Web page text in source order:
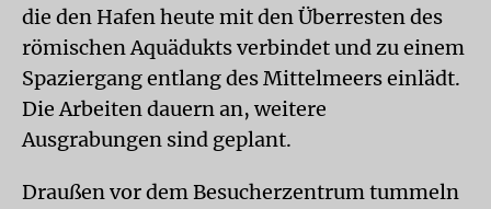
die den Hafen heute mit den Überresten des
römischen Aquädukts verbindet und zu einem
Spaziergang entlang des Mittelmeers einlädt.
Die Arbeiten dauern an, weitere
Ausgrabungen sind geplant.
Draußen vor dem Besucherzentrum tummeln